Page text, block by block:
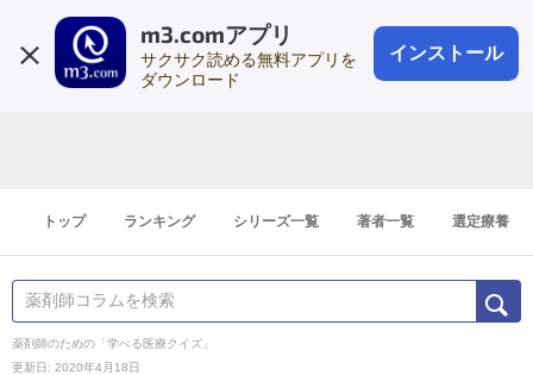
m3.comアプリ
サクサク読める無料アプリを
ダウンロード
インストール
会員登録
登録1分
トップ ランキング シリーズ一覧 著者一覧 選定療養
薬剤師のための「学べる医療クイズ」
更新日: 2020年4月18日